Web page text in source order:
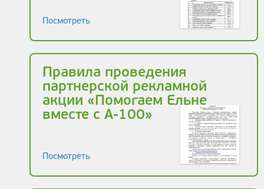
Посмотреть
Правила проведения
партнерской рекламной
акции «Помогаем Ельне
вместе с А-100»
Посмотреть